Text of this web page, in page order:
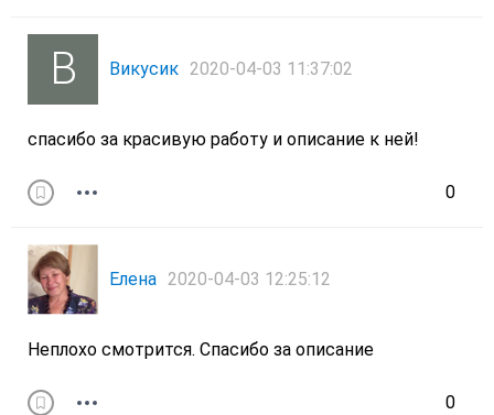
Викусик 2020-04-03 11:37:02
0
спасибо за красивую работу и описание к ней!
Елена 2020-04-03 12:25:12
0
Неплохо смотрится. Спасибо за описание